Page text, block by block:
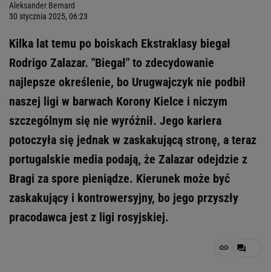
Aleksander Bernard
30 stycznia 2025, 06:23
Kilka lat temu po boiskach Ekstraklasy biegał
Rodrigo Zalazar. "Biegał" to zdecydowanie
najlepsze określenie, bo Urugwajczyk nie podbił
naszej ligi w barwach Korony Kielce i niczym
szczególnym się nie wyróżnił. Jego kariera
potoczyła się jednak w zaskakującą stronę, a teraz
portugalskie media podają, że Zalazar odejdzie z
Bragi za spore pieniądze. Kierunek może być
zaskakujący i kontrowersyjny, bo jego przyszły
pracodawca jest z ligi rosyjskiej.